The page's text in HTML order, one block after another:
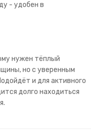
- удобен в
нужен тёплый
но с уверенным
и для активного
долго находиться